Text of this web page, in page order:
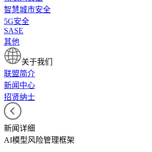
智慧城市安全
5G安全
SASE
其他
关于我们
联盟简介
新闻中心
招贤纳士
新闻详细
AI模型风险管理框架